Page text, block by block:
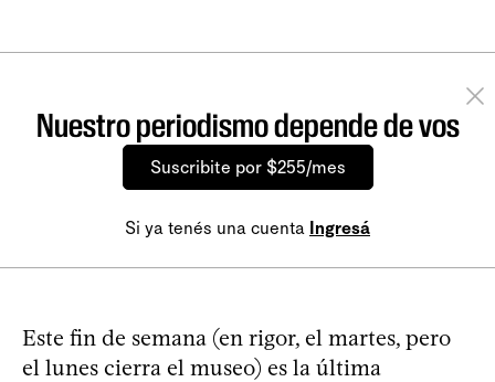
Nuestro periodismo depende de vos
Suscribite por $255/mes
Si ya tenés una cuenta Ingresá
Este fin de semana (en rigor, el martes, pero
el lunes cierra el museo) es la última